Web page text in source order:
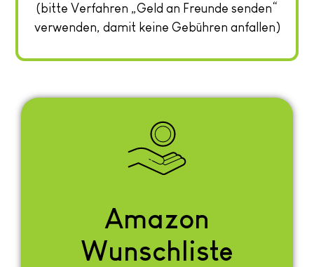
(bitte Verfahren „Geld an Freunde senden“
verwenden, damit keine Gebühren anfallen)
Amazon
Wunschliste